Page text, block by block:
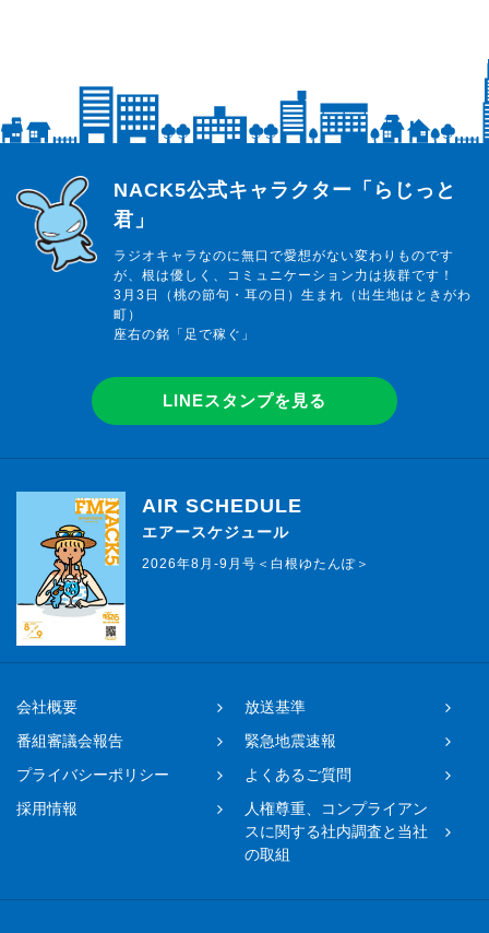
らじっと君
NACK5公式キャラクター「らじっと
君」
ラジオキャラなのに無口で愛想がない変わりものです
が、根は優しく、コミュニケーション力は抜群です！
3月3日（桃の節句・耳の日）生まれ（出生地はときがわ
町）
座右の銘「足で稼ぐ」
LINEスタンプを見る
AIR SCHEDULE
エアースケジュール
2026年8月-9月号＜白根ゆたんぽ＞
会社概要
放送基準
番組審議会報告
緊急地震速報
プライバシーポリシー
よくあるご質問
採用情報
人権尊重、コンプライアン
スに関する社内調査と当社
の取組